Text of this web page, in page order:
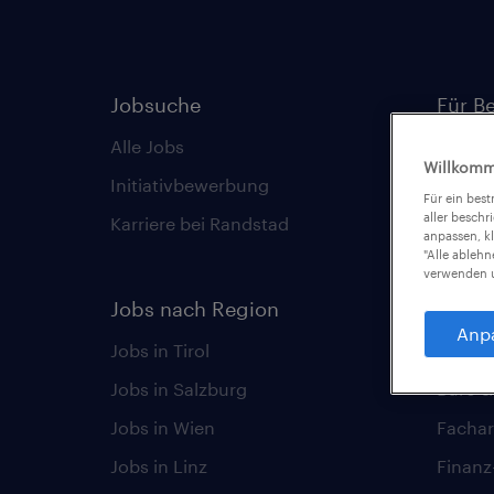
Jobsuche
Alle Jobs
Initiativbewerbung
Karriere bei Randstad
Jobs nach Region
Jobs in Tirol
Jobs in Salzburg
Jobs in Wien
Jobs in Linz
Für
Büro
Für ein
aller
anpassen,
"Alle
verwenden